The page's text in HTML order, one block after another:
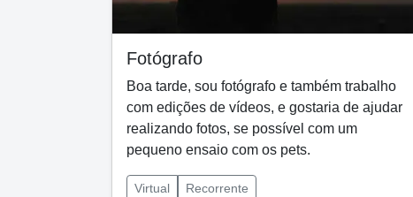
Fotógrafo
Boa tarde, sou fotógrafo e também trabalho
com edições de vídeos, e gostaria de ajudar
realizando fotos, se possível com um
pequeno ensaio com os pets.
Virtual Recorrente